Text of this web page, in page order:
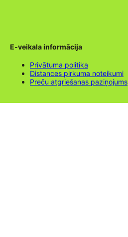
E-veikala informācija
Privātuma politika
Distances pirkuma noteikumi
Preču atgriešanas paziņojums